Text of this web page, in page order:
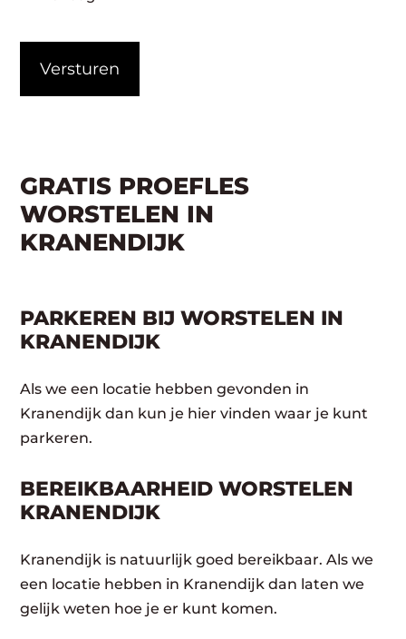
GRATIS PROEFLES
WORSTELEN IN
KRANENDIJK
PARKEREN BIJ WORSTELEN IN
KRANENDIJK
Als we een locatie hebben gevonden in
Kranendijk dan kun je hier vinden waar je kunt
parkeren.
BEREIKBAARHEID WORSTELEN
KRANENDIJK
Kranendijk is natuurlijk goed bereikbaar. Als we
een locatie hebben in Kranendijk dan laten we
gelijk weten hoe je er kunt komen.